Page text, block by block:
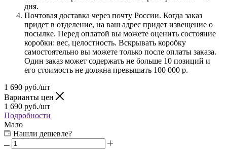
дня.
Почтовая доставка через почту России. Когда заказ
придет в отделение, на ваш адрес придет извещение о
посылке. Перед оплатой вы можете оценить состояние
коробки: вес, целостность. Вскрывать коробку
самостоятельно вы можете только после оплаты заказа.
Один заказ может содержать не больше 10 позиций и
его стоимость не должна превышать 100 000 р.
1 690 руб./шт
Варианты цен
1 690 руб./шт
Подробности
Мало
Нашли дешевле?